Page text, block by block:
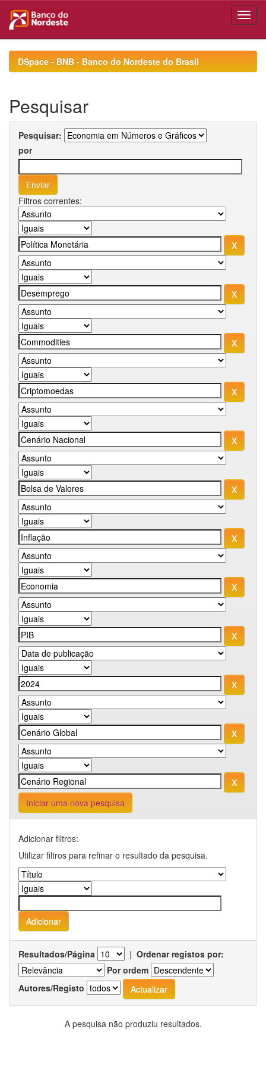
navigationDSpace - BNB - Banco do Nordeste do Brasil
Pesquisar
Pesquisar:
por
Filtros correntes:
Iniciar uma nova pesquisa
Adicionar filtros:
Utilizar filtros para refinar o resultado da pesquisa.
Resultados/Página | Ordenar registos por:
Por ordem
Autores/Registo
A pesquisa não produziu resultados.